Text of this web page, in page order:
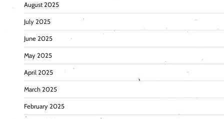
August 2025
July 2025
June 2025
May 2025
April 2025
March 2025
February 2025